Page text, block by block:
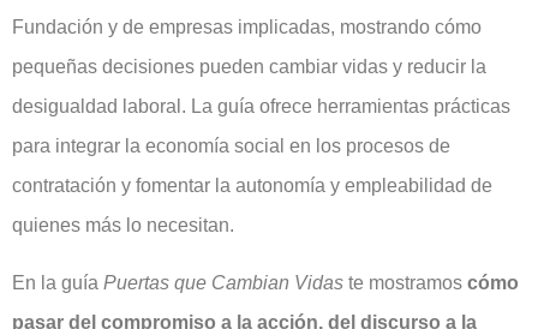
Fundación y de empresas implicadas, mostrando cómo
pequeñas decisiones pueden cambiar vidas y reducir la
desigualdad laboral. La guía ofrece herramientas prácticas
para integrar la economía social en los procesos de
contratación y fomentar la autonomía y empleabilidad de
quienes más lo necesitan.
En la guía Puertas que Cambian Vidas te mostramos cómo
pasar del compromiso a la acción, del discurso a la